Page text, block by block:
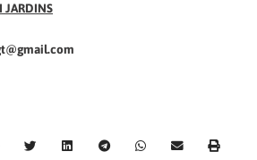
JARDINS